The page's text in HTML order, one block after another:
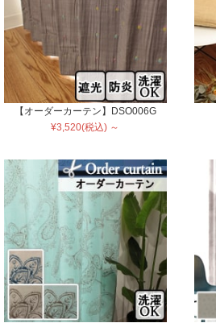
【オーダーカーテン】DSO006G
¥3,520(税込) ～